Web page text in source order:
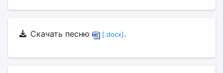
Скачать песню [.docx] .